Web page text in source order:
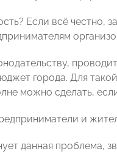
Если всё
города. Для
можно сделать,
и
данная проблема,